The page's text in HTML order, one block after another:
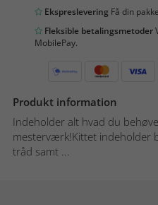
Ekspreslevering Få din
Fleksible betalingsmetoder
MobilePay.
Produkt information
Indeholder alt hvad du
mesterværk!Kittet indeholder
tråd samt ...